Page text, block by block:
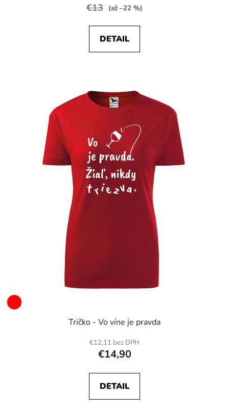
€13 (až –22 %)
DETAIL
Tričko - Vo víne je pravda
€12,11 bez DPH
€14,90
DETAIL